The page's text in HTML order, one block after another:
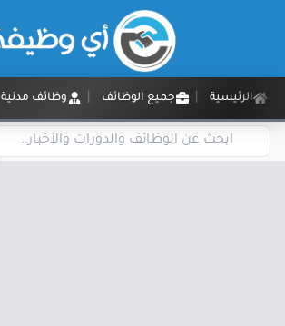
الرئيسية جميع الوظائف وظائف مدنية